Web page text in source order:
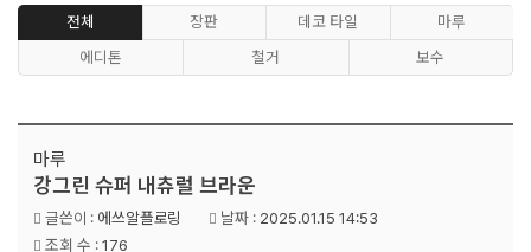
전체 장판 데코 타일
마루
에디톤
철거 보수
마루
강그린 슈퍼 내츄럴 브라운
글쓴이 : 에쓰알플로링 날짜 : 2025.01.15 14:53
조회 수 : 176